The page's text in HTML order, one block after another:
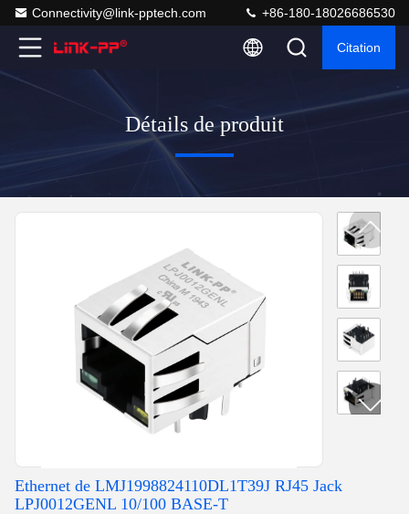
Connectivity@link-pptech.com +86-180-18026686530
Citation
Détails de produit
Ethernet de LMJ1998824110DL1T39J RJ45 Jack
LPJ0012GENL 10/100 BASE-T